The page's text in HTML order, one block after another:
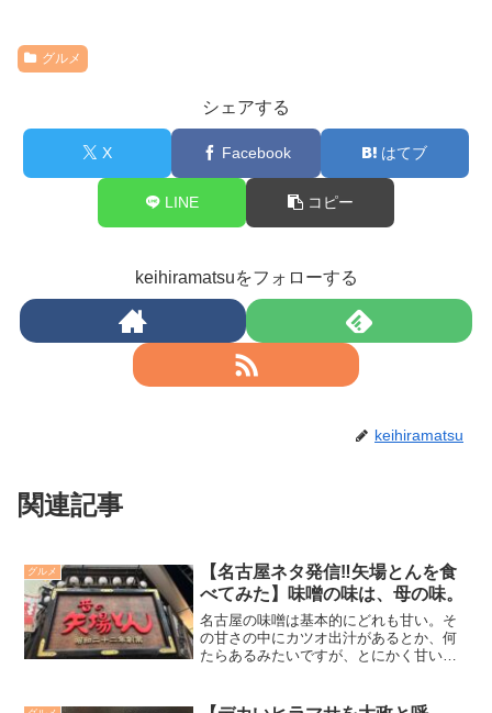
グルメ
シェアする
X Facebook はてブ
LINE コピー
keihiramatsuをフォローする
keihiramatsu
関連記事
グルメ
【名古屋ネタ発信‼️矢場とんを食
べてみた】味噌の味は、母の味。
名古屋の味噌は基本的にどれも甘い。そ
の甘さの中にカツオ出汁があるとか、何
たらあるみたいですが、とにかく甘い味
甘い味噌味に七味がかかった味として個